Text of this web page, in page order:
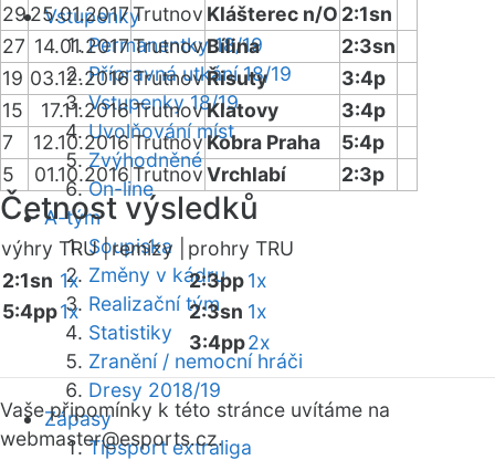
Vstupenky
Permanentky 18/19
Přípravná utkání 18/19
Vstupenky 18/19
Uvolňování míst
Zvýhodněné
On-line
A-tým
Soupiska
Změny v kádru
Realizační tým
Statistiky
Zranění / nemocní hráči
Dresy 2018/19
Zápasy
Tipsport extraliga
2925.01.2017Trutnov Klášterec n/O 2:1sn
27 14.01.2017TrutnovBílina
2:3sn
19 03.12.2016TrutnovŘisuty
3:4p
15
17.11.2016TrutnovKlatovy
3:4p
7
12.10.2016Trutnov Kobra Praha
5:4p
5
01.10.2016TrutnovVrchlabí 2:3p
Četnost výsledků
výhry TRU |remízy |
prohry TRU
2:1sn 1x
5:4pp1x
2:3pp1x
2:3sn 1x
3:4pp2x
Vaše připomínky k této stránce uvítáme na
webmaster@esports.cz.